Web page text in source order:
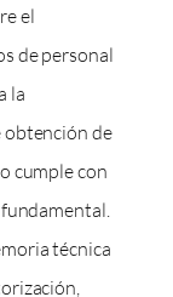
el
de personal
la
obtención de
cumple con
técnica